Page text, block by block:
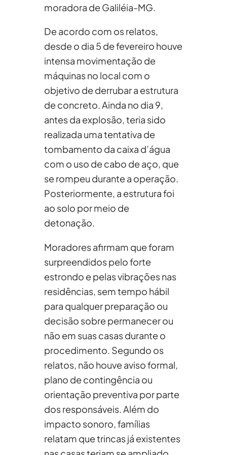
moradora de Galiléia-MG.
De acordo com os relatos,
desde o dia 5 de fevereiro houve
intensa movimentação de
máquinas no local com o
objetivo de derrubar a estrutura
de concreto. Ainda no dia 9,
antes da explosão, teria sido
realizada uma tentativa de
tombamento da caixa d’água
com o uso de cabo de aço, que
se rompeu durante a operação.
Posteriormente, a estrutura foi
ao solo por meio de
detonação.
Moradores afirmam que foram
surpreendidos pelo forte
estrondo e pelas vibrações nas
residências, sem tempo hábil
para qualquer preparação ou
decisão sobre permanecer ou
não em suas casas durante o
procedimento. Segundo os
relatos, não houve aviso formal,
plano de contingência ou
orientação preventiva por parte
dos responsáveis. Além do
impacto sonoro, famílias
relatam que trincas já existentes